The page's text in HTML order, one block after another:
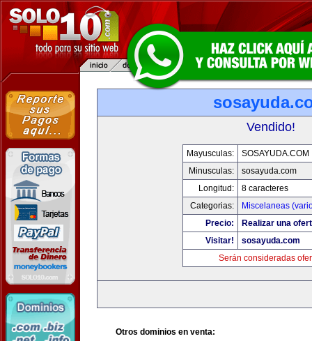
Vendido!
Mayusculas:
SOSAYUDA.COM
Minusculas:
sosayuda.com
Longitud:
8 caracteres
Categorias:
Miscelaneas
Precio:
Realizar una
Visitar!
sosayuda.com
Serán consideradas
Otros dominios en venta: